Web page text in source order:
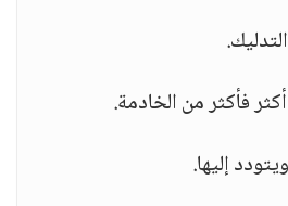
فأكثر من الخادمة.
إليها.